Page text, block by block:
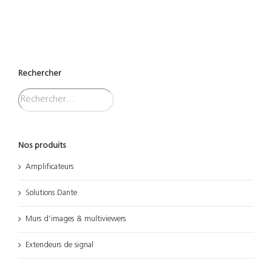
Rechercher
Nos produits
Amplificateurs
Solutions Dante
Murs d’images & multiviewers
Extendeurs de signal